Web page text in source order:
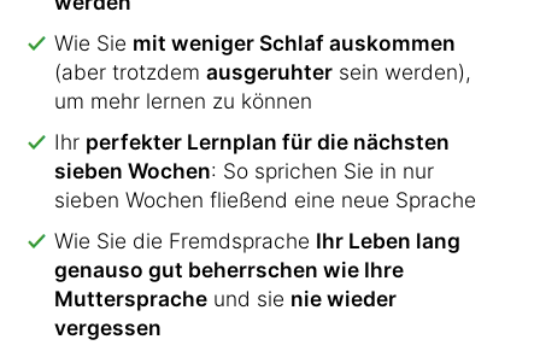
Wie Sie mit weniger Schlaf auskommen
(aber trotzdem ausgeruhter sein werden),
um mehr lernen zu können
Ihr perfekter Lernplan für die nächsten
sieben Wochen: So sprichen Sie in nur
sieben Wochen fließend eine neue Sprache
Wie Sie die Fremdsprache Ihr Leben lang
genauso gut beherrschen wie Ihre
Muttersprache und sie nie wieder
vergessen